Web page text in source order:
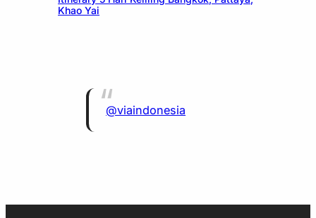
Khao Yai
@viaindonesia